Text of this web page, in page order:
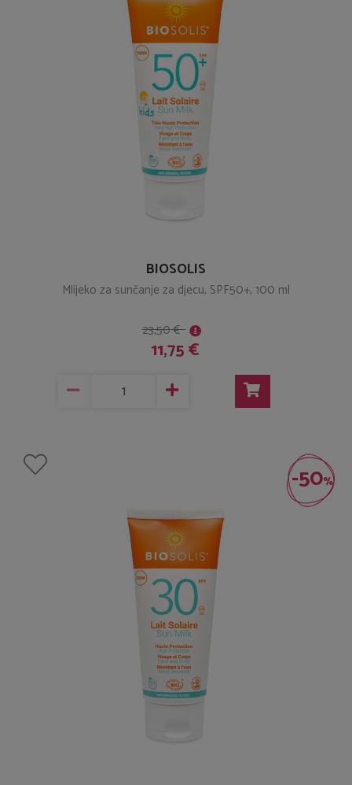
BIOSOLIS
Mlijeko za sunčanje za djecu, SPF50+, 100 ml
23,50 €
11,75 €
-50%